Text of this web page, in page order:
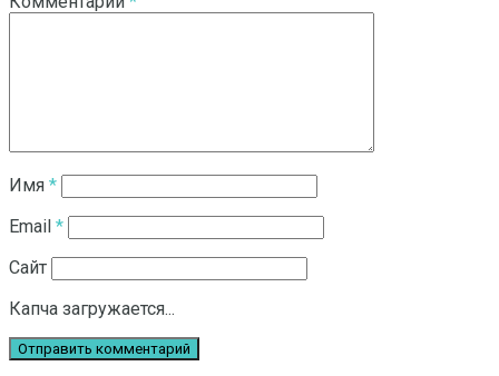
Имя *
Email *
Сайт
Капча загружается...